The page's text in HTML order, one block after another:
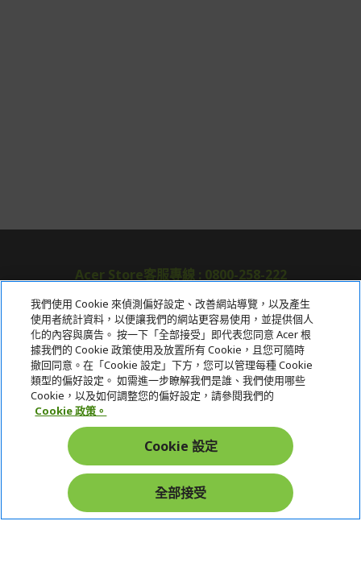
Acer Store客服專線 : 0800-258-222
關於宏碁
服務
宏碁網路商城
在社群上追蹤 Acer
我們使用 Cookie 來偵測偏好設定、改善網站導覽，以及產生
使用者統計資料，以便讓我們的網站更容易使用，並提供個人
化的內容與廣告。 按一下「全部接受」即代表您同意 Acer 根
據我們的 Cookie 政策使用及放置所有 Cookie，且您可隨時
撤回同意。在「Cookie 設定」下方，您可以管理每種 Cookie
類型的偏好設定。 如需進一步瞭解我們是誰、我們使用哪些
Cookie，以及如何調整您的偏好設定，請參閱我們的
Cookie 政策。
Cookie 設定
全部接受